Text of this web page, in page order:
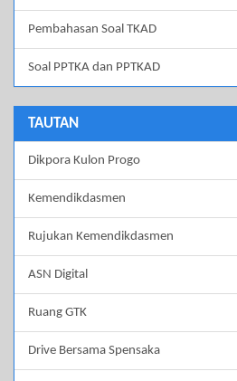
Pembahasan Soal TKAD
Soal PPTKA dan PPTKAD
TAUTAN
Dikpora Kulon Progo
Kemendikdasmen
Rujukan Kemendikdasmen
ASN Digital
Ruang GTK
Drive Bersama Spensaka